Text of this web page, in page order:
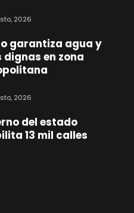
2026
garantiza agua y
dignas en zona
2026
del estado
13 mil calles